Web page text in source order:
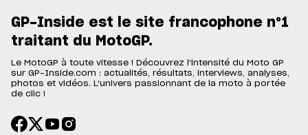
GP-Inside est le site francophone n°1
traitant du MotoGP.
Le MotoGP à toute vitesse ! Découvrez l'intensité du Moto GP
sur GP-Inside.com : actualités, résultats, interviews, analyses,
photos et vidéos. L'univers passionnant de la moto à portée
de clic !